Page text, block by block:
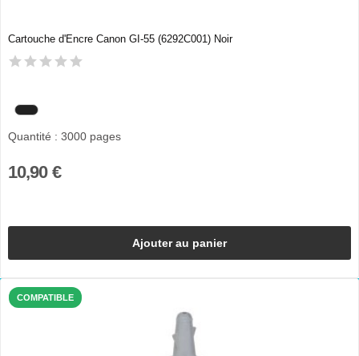
Cartouche d'Encre Canon GI-55 (6292C001) Noir
Quantité : 3000 pages
10,90 €
Ajouter au panier
COMPATIBLE